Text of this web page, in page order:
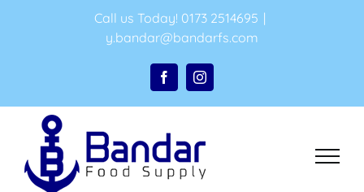
Call us Today! 0173 2514695 |
y.bandar@bandarfs.com
FacebookInstagram